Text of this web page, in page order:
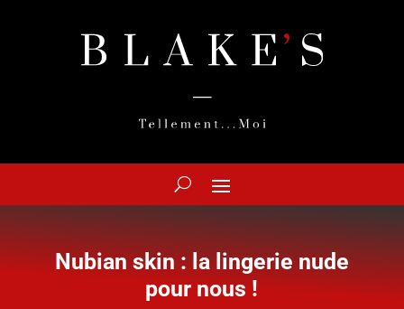
Nubian skin : la lingerie nude
pour nous !